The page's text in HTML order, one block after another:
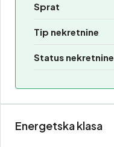
Sprat
Tip nekretnine
Status nekretnine
Energetska klasa